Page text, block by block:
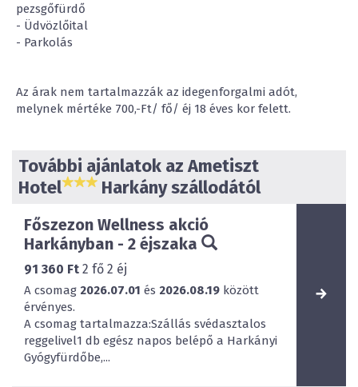
pezsgőfürdő
- Üdvözlőital
- Parkolás
Az árak nem tartalmazzák az idegenforgalmi adót,
melynek mértéke 700,-Ft/ fő/ éj 18 éves kor felett.
További ajánlatok az Ametiszt
Hotel
Harkány szállodától
Főszezon Wellness akció
Harkányban - 2 éjszaka
91 360 Ft 2 fő 2 éj
A csomag 2026.07.01 és 2026.08.19 között
érvényes.
A csomag tartalmazza:Szállás svédasztalos
reggelivel1 db egész napos belépő a Harkányi
Gyógyfürdőbe,...